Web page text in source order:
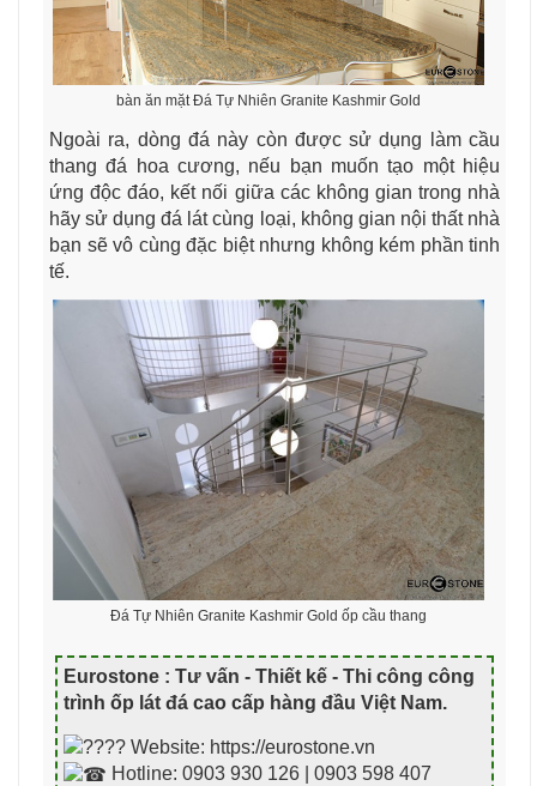
bàn ăn mặt Đá Tự Nhiên Granite Kashmir Gold
Ngoài ra, dòng đá này còn được sử dụng làm cầu
thang đá hoa cương, nếu bạn muốn tạo một hiệu
ứng độc đáo, kết nối giữa các không gian trong nhà
hãy sử dụng đá lát cùng loại, không gian nội thất nhà
bạn sẽ vô cùng đặc biệt nhưng không kém phần tinh
tế.
Đá Tự Nhiên Granite Kashmir Gold ốp cầu thang
Eurostone : Tư vấn - Thiết kế - Thi công công
trình ốp lát đá cao cấp hàng đầu Việt Nam.
Website: https://eurostone.vn
Hotline: 0903 930 126 | 0903 598 407